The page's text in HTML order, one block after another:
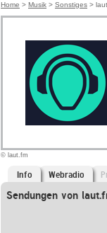
Home > Musik > Sonstiges >
© laut.fm
Info Webradio
Sendungen von